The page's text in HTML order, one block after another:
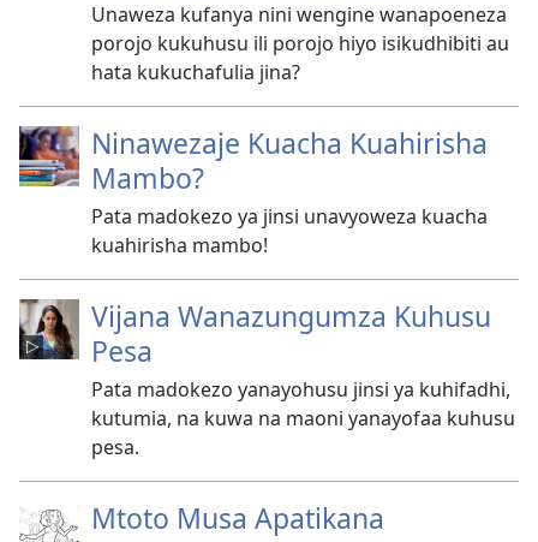
Unaweza kufanya nini wengine wanapoeneza
porojo kukuhusu ili porojo hiyo isikudhibiti au
hata kukuchafulia jina?
Ninawezaje Kuacha Kuahirisha
Mambo?
Pata madokezo ya jinsi unavyoweza kuacha
kuahirisha mambo!
Vijana Wanazungumza Kuhusu
Pesa
Pata madokezo yanayohusu jinsi ya kuhifadhi,
kutumia, na kuwa na maoni yanayofaa kuhusu
pesa.
Mtoto Musa Apatikana